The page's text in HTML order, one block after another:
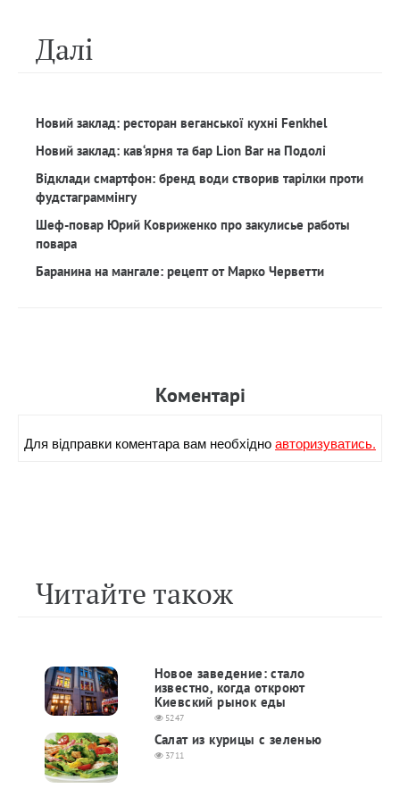
Далi
Новий заклад: ресторан веганської кухні Fenkhel
Новий заклад: кав‘ярня та бар Lion Bar на Подолі
Відклади смартфон: бренд води створив тарілки проти
фудстаграммінгу
Шеф-повар Юрий Ковриженко про закулисье работы
повара
Баранина на мангале: рецепт от Марко Черветти
Коментарi
Для вiдправки коментара вам необхiдноавторизуватись.
Читайте також
Новое заведение: стало
известно, когда откроют
Киевский рынок еды
5247
Салат из курицы с зеленью
3711